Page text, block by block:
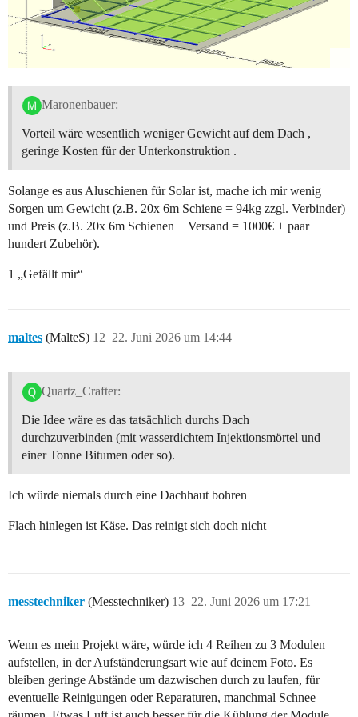
Maronenbauer:
Vorteil wäre wesentlich weniger Gewicht auf dem Dach ,
geringe Kosten für der Unterkonstruktion .
Solange es aus Aluschienen für Solar ist, mache ich mir wenig
Sorgen um Gewicht (z.B. 20x 6m Schiene = 94kg zzgl. Verbinder)
und Preis (z.B. 20x 6m Schienen + Versand = 1000€ + paar
hundert Zubehör).
1 „Gefällt mir“
maltes (MalteS) 22. Juni 2026 um 14:44
12
Quartz_Crafter:
Die Idee wäre es das tatsächlich durchs Dach
durchzuverbinden (mit wasserdichtem Injektionsmörtel und
einer Tonne Bitumen oder so).
Ich würde niemals durch eine Dachhaut bohren
Flach hinlegen ist Käse. Das reinigt sich doch nicht
messtechniker (Messtechniker) 22. Juni 2026 um 17:21
13
Wenn es mein Projekt wäre, würde ich 4 Reihen zu 3 Modulen
aufstellen, in der Aufständerungsart wie auf deinem Foto. Es
bleiben geringe Abstände um dazwischen durch zu laufen, für
eventuelle Reinigungen oder Reparaturen, manchmal Schnee